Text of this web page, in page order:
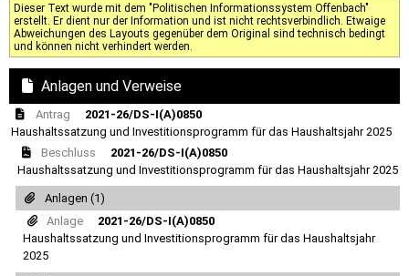
Dieser Text wurde mit dem "Politischen Informationssystem Offenbach"
erstellt. Er dient nur der Information und ist nicht rechtsverbindlich. Etwaige
Abweichungen des Layouts gegenüber dem Original sind technisch bedingt
und können nicht verhindert werden.
Anlagen und Verweise
Antrag
2021-26/DS-I(A)0850
Haushaltssatzung und Investitionsprogramm für das Haushaltsjahr 2025
Beschluss
2021-26/DS-I(A)0850
Haushaltssatzung und Investitionsprogramm für das Haushaltsjahr 2025
Anlagen (1)
Anlage
2021-26/DS-I(A)0850
Haushaltssatzung und Investitionsprogramm für das Haushaltsjahr
2025